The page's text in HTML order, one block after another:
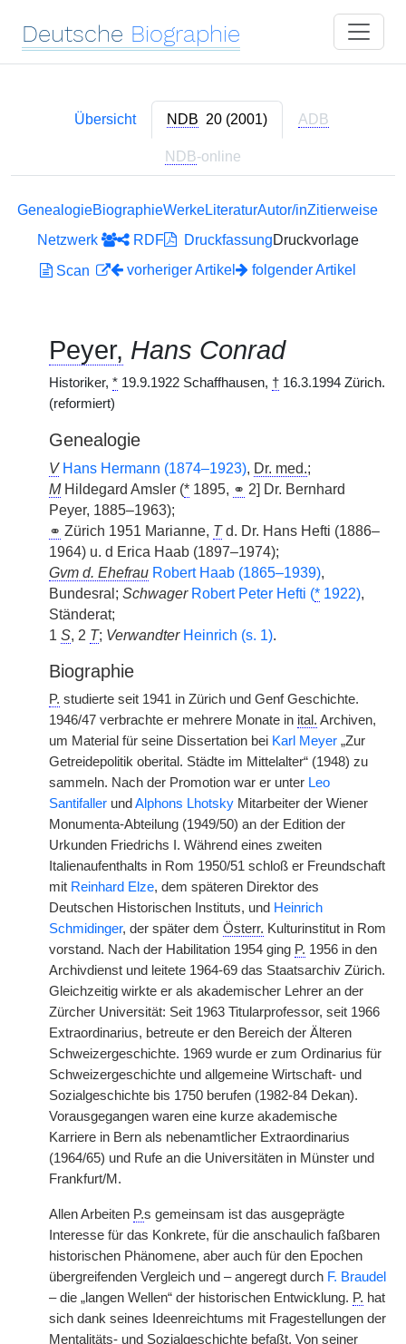
Deutsche Biographie
Übersicht NDB 20 (2001) ADB
NDB-online
GenealogieBiographieWerkeLiteraturAutor/inZitierweise
Netzwerk
RDF DruckfassungDruckvorlage
Scan
vorheriger Artikel folgender Artikel
Peyer, Hans Conrad
Historiker, * 19.9.1922 Schaffhausen, † 16.3.1994 Zürich.
(reformiert)
Genealogie
V Hans Hermann (1874–1923), Dr. med.;
MHildegard Amsler (* 1895, ⚭ 2] Dr. Bernhard
Peyer, 1885–1963);
⚭ Zürich 1951 Marianne, Td. Dr. Hans Hefti (1886–
1964) u. d Erica Haab (1897–1974);
Gvm d. Ehefrau Robert Haab (1865–1939),
Bundesral; Schwager Robert Peter Hefti (* 1922),
Ständerat;
1 S, 2 T; Verwandter Heinrich (s. 1).
Biographie
P. studierte seit 1941 in Zürich und Genf Geschichte.
1946/47 verbrachte er mehrere Monate in ital. Archiven,
um Material für seine Dissertation bei Karl Meyer „Zur
Getreidepolitik oberital. Städte im Mittelalter“ (1948) zu
sammeln. Nach der Promotion war er unter Leo
Santifaller und Alphons Lhotsky Mitarbeiter der Wiener
Monumenta-Abteilung (1949/50) an der Edition der
Urkunden Friedrichs I. Während eines zweiten
Italienaufenthalts in Rom 1950/51 schloß er Freundschaft
mit Reinhard Elze, dem späteren Direktor des
Deutschen Historischen Instituts, und Heinrich
Schmidinger, der später dem Österr. Kulturinstitut in Rom
vorstand. Nach der Habilitation 1954 ging P. 1956 in den
Archivdienst und leitete 1964-69 das Staatsarchiv Zürich.
Gleichzeitig wirkte er als akademischer Lehrer an der
Zürcher Universität: Seit 1963 Titularprofessor, seit 1966
Extraordinarius, betreute er den Bereich der Älteren
Schweizergeschichte. 1969 wurde er zum Ordinarius für
Schweizergeschichte und allgemeine Wirtschaft- und
Sozialgeschichte bis 1750 berufen (1982-84 Dekan).
Vorausgegangen waren eine kurze akademische
Karriere in Bern als nebenamtlicher Extraordinarius
(1964/65) und Rufe an die Universitäten in Münster und
Frankfurt/M.
Allen Arbeiten P.s gemeinsam ist das ausgeprägte
Interesse für das Konkrete, für die anschaulich faßbaren
historischen Phänomene, aber auch für den Epochen
übergreifenden Vergleich und – angeregt durch F. Braudel
– die „langen Wellen“ der historischen Entwicklung. P. hat
sich dank seines Ideenreichtums mit Fragestellungen der
Mentalitäts- und Sozialgeschichte befaßt. Von seiner